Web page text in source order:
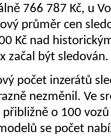
766 787 Kč, u
průměr cen
Kč nad
začal být sledován.
počet inzerátů
nezměnil. Ve
o 100
se počet